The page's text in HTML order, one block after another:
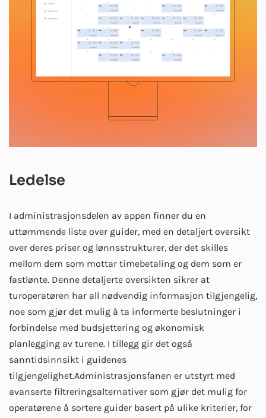
Ledelse
I administrasjonsdelen av appen finner du en
uttømmende liste over guider, med en detaljert oversikt
over deres priser og lønnsstrukturer, der det skilles
mellom dem som mottar timebetaling og dem som er
fastlønte. Denne detaljerte oversikten sikrer at
turoperatøren har all nødvendig informasjon tilgjengelig,
noe som gjør det mulig å ta informerte beslutninger i
forbindelse med budsjettering og økonomisk
planlegging av turene. I tillegg gir det også
sanntidsinnsikt i guidenes
tilgjengelighet.Administrasjonsfanen er utstyrt med
avanserte filtreringsalternativer som gjør det mulig for
operatørene å sortere guider basert på ulike kriterier, for